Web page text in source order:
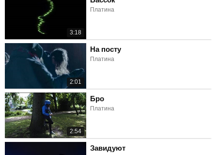
3:18
Платина
2:01
На посту
Платина
2:54
Бро
Платина
Завидуют